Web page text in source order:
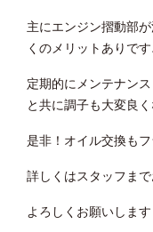
主にエンジン摺動部
くのメリットありです
定期的にメンテナン
と共に調子も大変良く
是非！オイル交換も
詳しくはスタッフまで
よろしくお願いします